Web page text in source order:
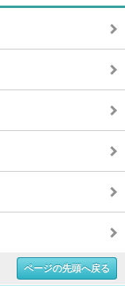
ページの先頭へ戻る